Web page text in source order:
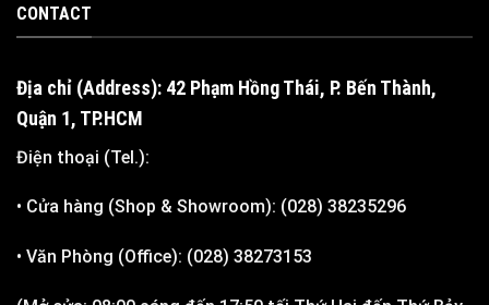
CONTACT
Địa chỉ (Address): 42 Phạm Hồng Thái, P. Bến Thành,
Quận 1, TP.HCM
Điện thoại (Tel.):
• Cửa hàng (Shop & Showroom): (028) 38235296
• Văn Phòng (Office): (028) 38273153